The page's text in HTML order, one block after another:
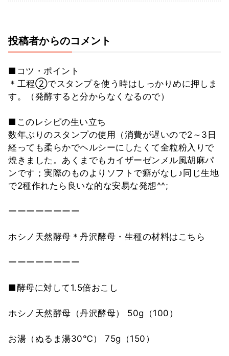
投稿者からのコメント
■コツ・ポイント
＊工程②でスタンプを使う時はしっかりめに押しま
す。（発酵すると分からなくなるので）
■このレシピの生い立ち
数年ぶりのスタンプの使用（消費が遅いので2～3日
経っても柔らかでヘルシーにしたくて全粒粉入りで
焼きました。あくまでもカイザーゼンメル風胡麻パ
ンです；実際のものよりソフトで癖がなし♪同じ生地
で2種作れたら良いな的な安易な発想^^;
ーーーーーーーー
ホシノ天然酵母＊丹沢酵母・生種の材料はこちら
ーーーーーーーー
■酵母に対して1.5倍おこし
ホシノ天然酵母（丹沢酵母） 50g（100）
お湯（ぬるま湯30℃） 75g（150）